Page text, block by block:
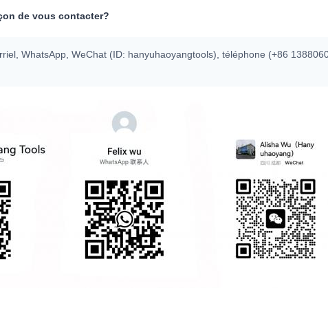
de vous contacter?
WhatsApp, WeChat (ID: hanyuhaoyangtools), téléphone (+86